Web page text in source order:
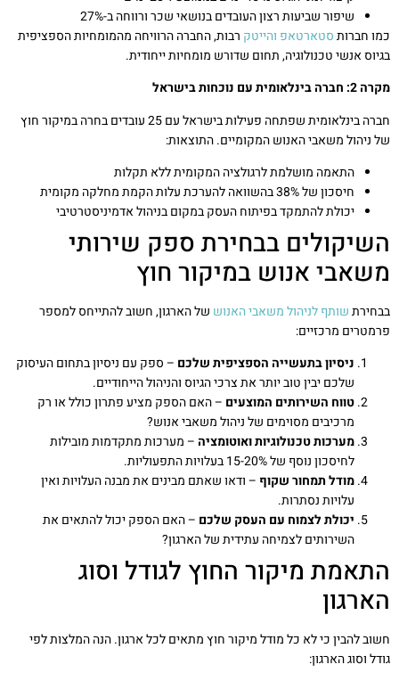
שיפור שביעות רצון העובדים בנושאי שכר ורווחה ב-27%
כמו חברותסטארטאפ והייטק רבות, החברה הרוויחה מהמומחיות הספציפית
בגיוס אנשי טכנולוגיה, תחום שדורש מומחיות ייחודית.
מקרה 2: חברה בינלאומית עם נוכחות בישראל
חברה בינלאומית שפתחה פעילות בישראל עם 25 עובדים בחרה במיקור חוץ
של ניהול משאבי האנוש המקומיים. התוצאות:
התאמה מושלמת לרגולציה המקומית ללא תקלות
חיסכון של 38% בהשוואה להערכת עלות הקמת מחלקה מקומית
יכולת להתמקד בפיתוח העסק במקום בניהול אדמיניסטרטיבי
השיקולים בבחירת ספק שירותי
משאבי אנוש במיקור חוץ
בבחירתשותף לניהול משאבי האנוש של הארגון, חשוב להתייחס למספר
פרמטרים מרכזיים:
ניסיון בתעשייה הספציפית שלכם – ספק עם ניסיון בתחום העיסוק
שלכם יבין טוב יותר את צרכי הגיוס והניהול הייחודיים.
טווח השירותים המוצעים – האם הספק מציע פתרון כולל או רק
מרכיבים מסוימים של ניהול משאבי אנוש?
מערכות טכנולוגיות ואוטומציה – מערכות מתקדמות מובילות
לחיסכון נוסף של 15-20% בעלויות התפעוליות.
מודל תמחור שקוף– ודאו שאתם מבינים את מבנה העלויות ואין
עלויות נסתרות.
יכולת לצמוח עם העסק שלכם – האם הספק יכול להתאים את
השירותים לצמיחה עתידית של הארגון?
התאמת מיקור החוץ לגודל וסוג
הארגון
חשוב להבין כי לא כל מודל מיקור חוץ מתאים לכל ארגון. הנה המלצות לפי
גודל וסוג הארגון: